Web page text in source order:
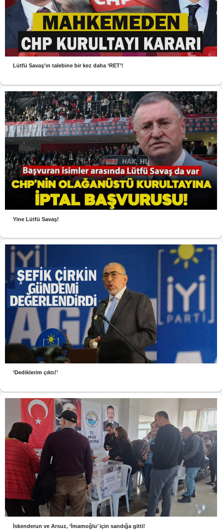
Lütfü Savaş’ın talebine bir kez daha ‘RET’!
Yine Lütfü Savaş!
‘Dediklerim çıktı!’
İskenderun ve Arsuz, ‘İmamoğlu’ için sandığa gitti!